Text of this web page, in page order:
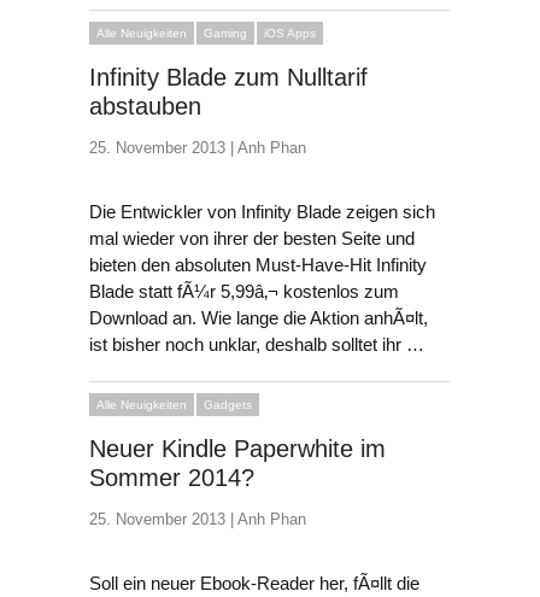
Alle Neuigkeiten Gaming iOS Apps
Infinity Blade zum Nulltarif
abstauben
25. November 2013 | Anh Phan
Die Entwickler von Infinity Blade zeigen sich
mal wieder von ihrer der besten Seite und
bieten den absoluten Must-Have-Hit Infinity
Blade statt fÃ¼r 5,99â‚¬ kostenlos zum
Download an. Wie lange die Aktion anhÃ¤lt,
ist bisher noch unklar, deshalb solltet ihr …
Alle Neuigkeiten Gadgets
Neuer Kindle Paperwhite im
Sommer 2014?
25. November 2013 | Anh Phan
Soll ein neuer Ebook-Reader her, fÃ¤llt die